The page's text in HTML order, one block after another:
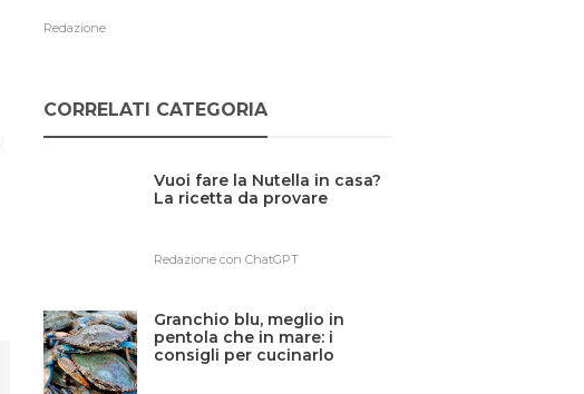
Redazione
CORRELATI CATEGORIA
Vuoi fare la Nutella in casa?
La ricetta da provare
Redazione con ChatGPT
Granchio blu, meglio in
pentola che in mare: i
consigli per cucinarlo